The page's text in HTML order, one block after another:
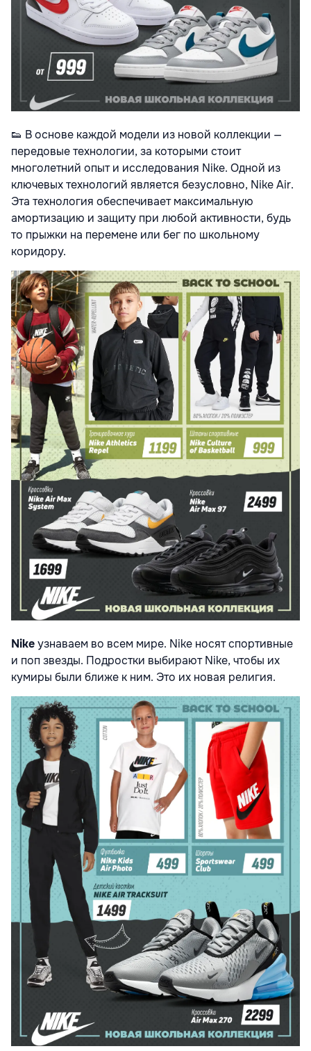
👟 В основе каждой модели из новой коллекции —
передовые технологии, за которыми стоит
многолетний опыт и исследования Nike. Одной из
ключевых технологий является безусловно, Nike Air.
Эта технология обеспечивает максимальную
амортизацию и защиту при любой активности, будь
то прыжки на перемене или бег по школьному
коридору.
Nikeузнаваем во всем мире. Nike носят спортивные
и поп звезды. Подростки выбирают Nike, чтобы их
кумиры были ближе к ним. Это их новая религия.